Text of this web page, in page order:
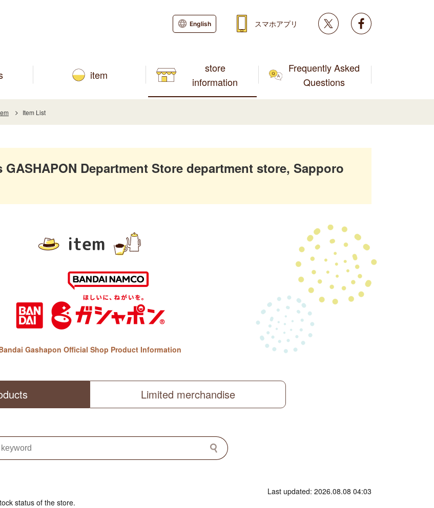
item
store
information
Frequently Asked
Questions
English スマホアプリ Twitter
Item List
Department Store department store, Sapporo
item
Gashapon Official Shop Product Information
Limited merchandise
status of the store.
Last updated: 2026.08.08 04:03